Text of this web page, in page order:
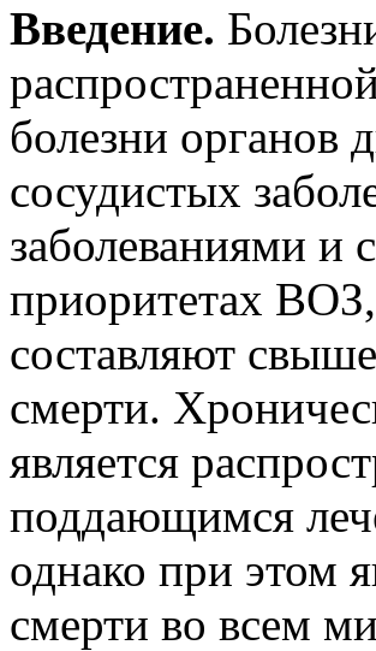
Введение.
болезни органов
сосудистых
заболеваниями и
приоритетах
составляют
смерти.
является
поддающимся
однако при этом
смерти во всем